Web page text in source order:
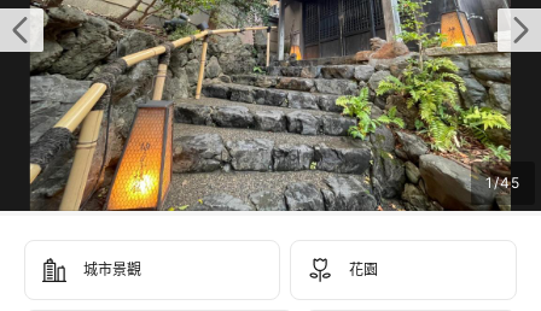
1/45
城市景觀 花園